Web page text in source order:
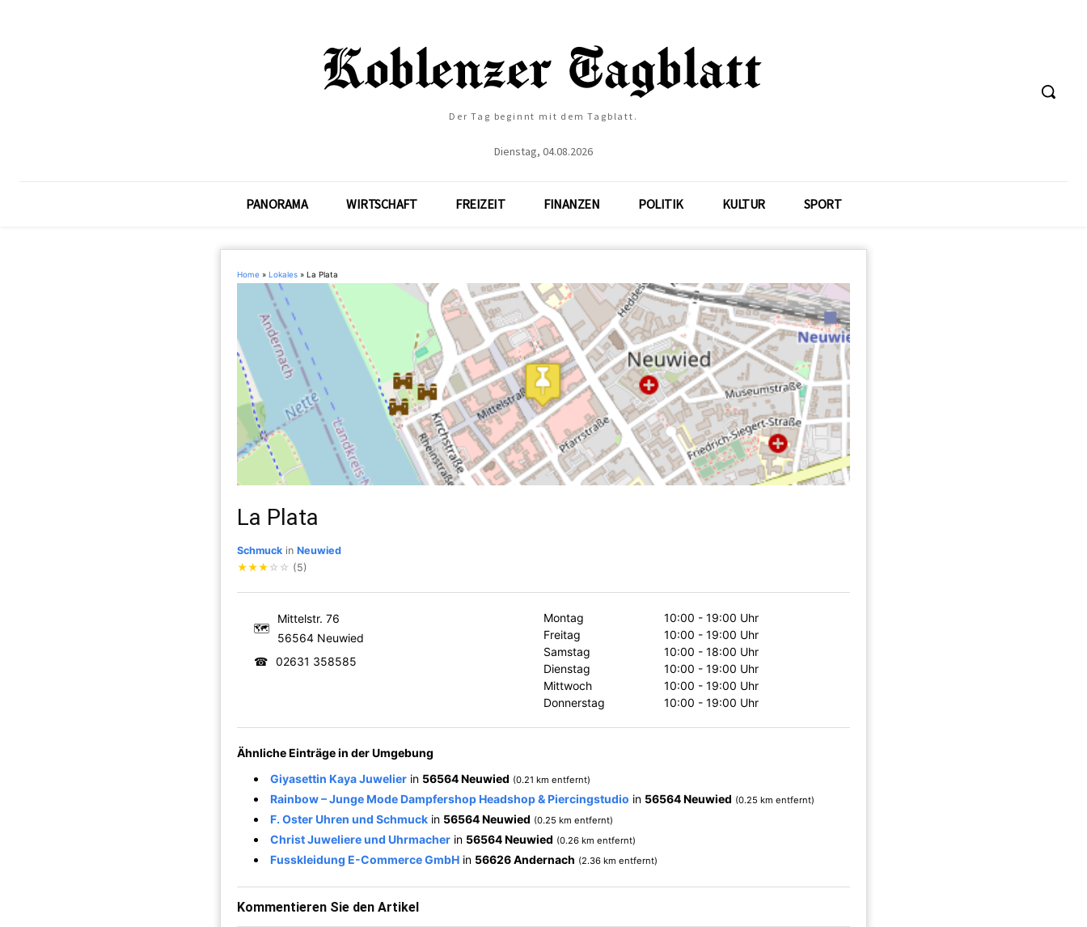
Der Tag beginnt mit dem Tagblatt.
Dienstag, 04.08.2026
PANORAMA WIRTSCHAFT FREIZEIT FINANZEN POLITIK KULTUR SPORT
Home » Lokales » La Plata
La Plata
Schmuck in Neuwied
★★★ ☆ ☆ (5)
🗺
Mittelstr. 76
56564 Neuwied
☎ 02631 358585
Montag
10:00 - 19:00 Uhr
Freitag
10:00 - 19:00 Uhr
Samstag
10:00 - 18:00 Uhr
Dienstag
10:00 - 19:00 Uhr
Mittwoch
10:00 - 19:00 Uhr
Donnerstag
10:00 - 19:00 Uhr
Ähnliche Einträge in der Umgebung
Giyasettin Kaya Juwelier in 56564 Neuwied (0.21 km entfernt)
Rainbow – Junge Mode Dampfershop Headshop & Piercingstudio in 56564 Neuwied (0.25 km entfernt)
F. Oster Uhren und Schmuck in 56564 Neuwied (0.25 km entfernt)
Christ Juweliere und Uhrmacher in 56564 Neuwied (0.26 km entfernt)
Fusskleidung E-Commerce GmbH in 56626 Andernach (2.36 km entfernt)
Kommentieren Sie den Artikel